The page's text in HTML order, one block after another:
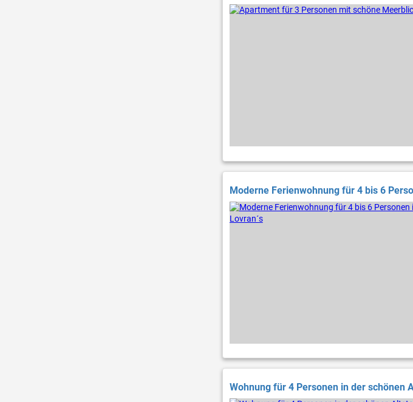
Moderne Ferienwohnung für 4 bis 6
Wohnung für 4 Personen in der schönen